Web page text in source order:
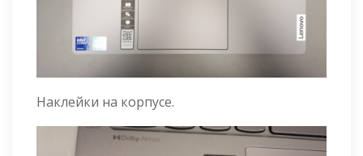
Наклейки на корпусе.